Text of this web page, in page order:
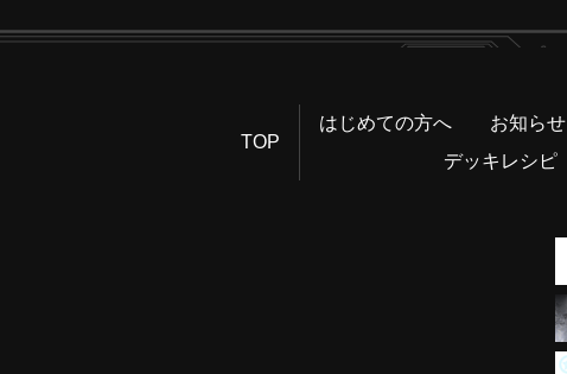
TOP
はじめての方へ お知らせ
デッキレシピ